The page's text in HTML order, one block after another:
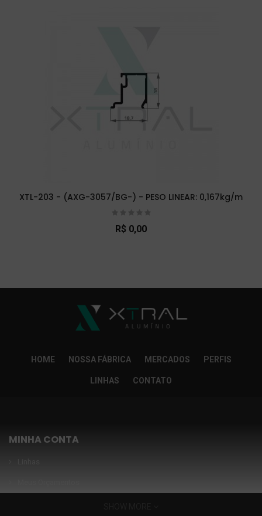
XTL-203 - (AXG-3057/BG-) - PESO LINEAR: 0,167kg/m
R$ 0,00
HOME NOSSA FÁBRICA MERCADOS PERFIS
LINHAS CONTATO
MINHA CONTA